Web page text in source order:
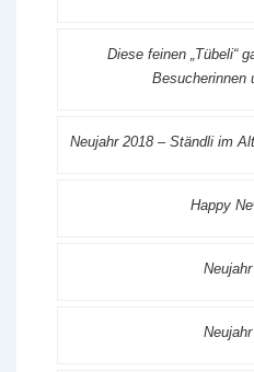
Diese feinen „Tübeli“
Besucherinnen
Neujahr 2018 – Ständli im
Happy